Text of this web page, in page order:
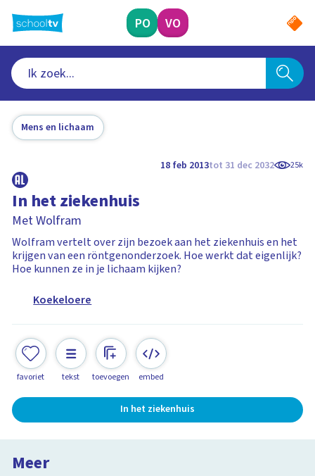
naar
hoofdinhoud
PO VO
Mens en lichaam
18 feb 2013tot 31 dec 2032 25k
In het ziekenhuis
Met Wolfram
Wolfram vertelt over zijn bezoek aan het ziekenhuis en het
krijgen van een röntgenonderzoek. Hoe werkt dat eigenlijk?
Hoe kunnen ze in je lichaam kijken?
Koekeloere
favoriet tekst toevoegen embed
In het ziekenhuis
Meer